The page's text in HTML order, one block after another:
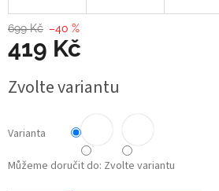
699 Kč –40 %
419 Kč
cena:
Zvolte variantu
Varianta
Můžeme doručit do: Zvolte variantu